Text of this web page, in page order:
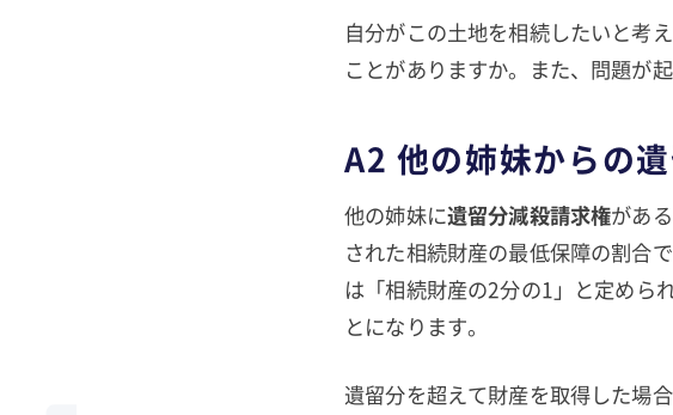
自分がこの土地を相続したいと考
ことがありますか。また、問題が
A2 他の姉妹からの
他の姉妹に遺留分減殺請求権があ
された相続財産の最低保障の割合
は「相続財産の2分の1」と定めら
とになります。
遺留分を超えて財産を取得した場